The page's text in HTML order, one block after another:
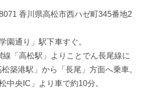
香川県高松市西ハゼ町345番地2
園通り」駅下車すぐ。
「高松駅」よりことでん長尾線に
築港駅」から「長尾」方面へ乗車。
中央IC」より車で約10分。